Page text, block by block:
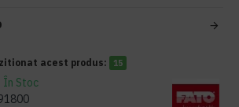
acest produs: 15
În Stoc